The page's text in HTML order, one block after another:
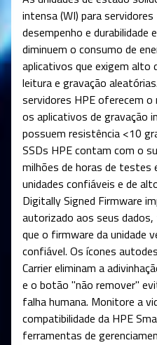
intensa (WI) para
desempenho e durabilidade
diminuem o consumo de
aplicativos que exigem alto
leitura e gravação
servidores HPE oferecem
os aplicativos de gravação
possuem resistência <10
SSDs HPE contam com o
milhões de horas de testes
unidades confiáveis e de
Digitally Signed Firmware
autorizado aos seus
que o firmware da unidade
confiável. Os ícones
Carrier eliminam a
e o botão "não remover"
falha humana. Monitore a
compatibilidade da HPE
ferramentas de gerenciamen